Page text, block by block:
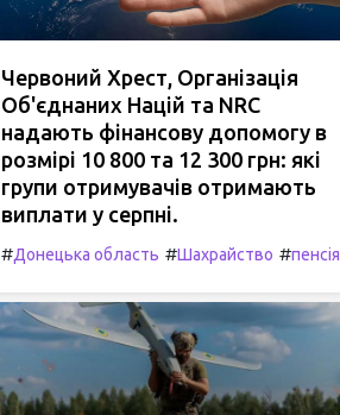
Червоний Хрест, Організація
Об'єднаних Націй та NRC
надають фінансову допомогу в
розмірі 10 800 та 12 300 грн: які
групи отримувачів отримають
виплати у серпні.
#Донецька область #Шахрайство #пенсія